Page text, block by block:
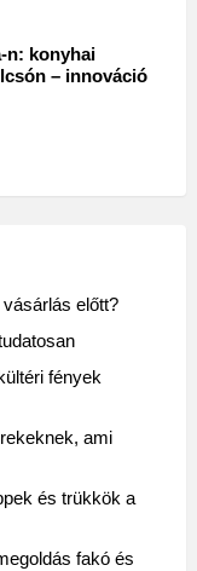
n: konyhai
– innováció
előtt?
fények
ami
és trükkök a
fakó és